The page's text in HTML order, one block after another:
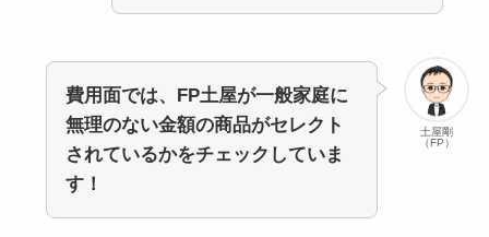
土屋剛
（FP）
費用面では、FP土屋が一般家庭に
無理のない金額の商品がセレクト
されているかをチェックしていま
す！